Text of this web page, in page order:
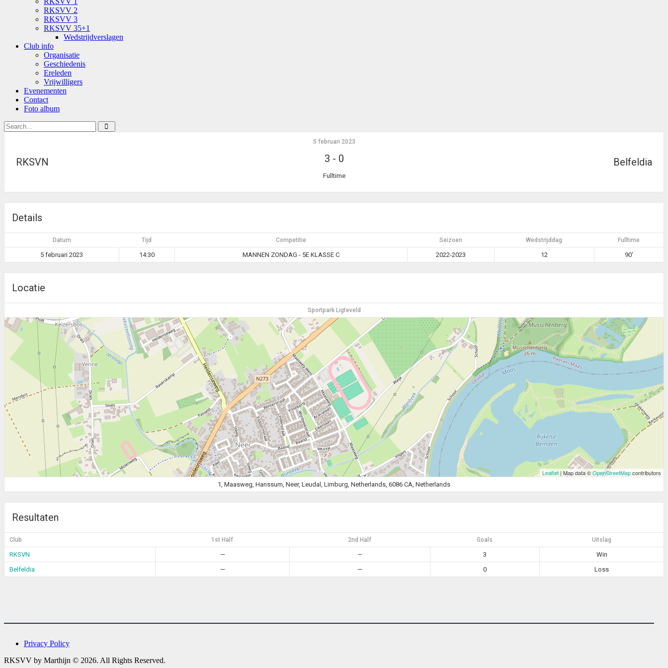
RKSVV 2
RKSVV 3
RKSVV 35+1
Wedstrijdverslagen
Club info
Organisatie
Geschiedenis
Ereleden
Vrijwilligers
Evenementen
Contact
Foto album
RKSVN Belfeldia
5 februari 2023
3 - 0
Fulltime
Details
Datum Tijd Competitie Seizoen Wedstrijddag Fulltime
5 februari 2023 14:30 MANNEN ZONDAG - 5E KLASSE C 2022-2023 12 90'
Locatie
Sportpark Ligteveld
Leaflet | Map data ©OpenStreetMapcontributors
1, Maasweg, Hanssum, Neer, Leudal, Limburg, Netherlands, 6086 CA, Netherlands
Resultaten
Club 1st Half 2nd Half Goals Uitslag
RKSVN — — 3
Win
Belfeldia
— — 0 Loss
Privacy Policy
RKSVV by Marthijn © 2026. All Rights Reserved.